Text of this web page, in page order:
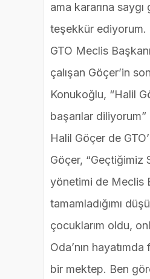
ama kararına
teşekkür ediyorum.
GTO Meclis
çalışan Göçer’in
Konukoğlu, “Halil
başarılar
Halil Göçer de
Göçer, “Geçtiğimiz
yönetimi de Meclis
tamamladığımı
çocuklarım oldu,
Oda’nın
bir mektep. Ben